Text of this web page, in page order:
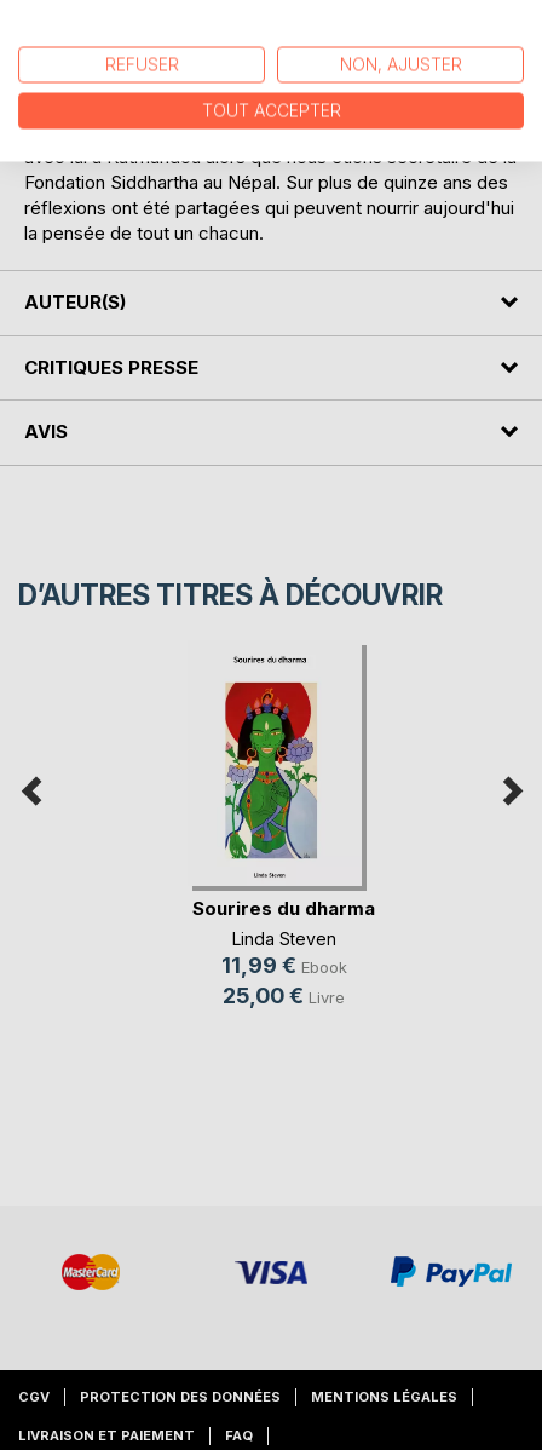
de Tulku Tashi Rinpoché, un authentique yogi tibétain.
Le présent album n'a pas pour ambition de se lancer dans
de la bouddhologie mais se veut être une simple évocation
poétique de ce lama et des entretiens que nous avons eus
avec lui à Katmandou alors que nous étions secrétaire de la
Fondation Siddhartha au Népal. Sur plus de quinze ans des
réflexions ont été partagées qui peuvent nourrir aujourd'hui
la pensée de tout un chacun.
AUTEUR(S)
CRITIQUES PRESSE
AVIS
D’AUTRES TITRES À DÉCOUVRIR
Sourires du dharma
Linda Steven
11,99 € Ebook
25,00 € Livre
CGV PROTECTION DES DONNÉES MENTIONS LÉGALES
LIVRAISON ET PAIEMENT FAQ
REFUSER NON, AJUSTER
TOUT ACCEPTER